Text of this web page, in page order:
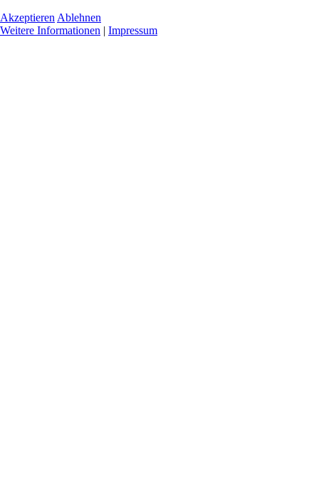
Akzeptieren Ablehnen
Weitere Informationen | Impressum